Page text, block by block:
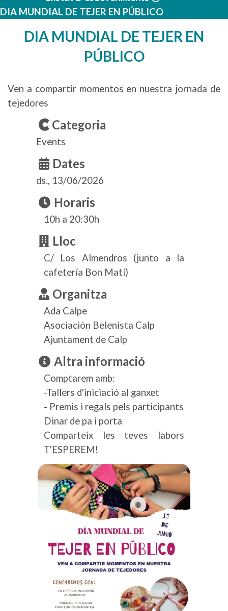
DIA MUNDIAL DE TEJER EN PÚBLICO
DIA MUNDIAL DE TEJER EN
PÚBLICO
Ven a compartir momentos en nuestra jornada de
tejedores
Categoria
Events
Dates
ds., 13/06/2026
Horaris
10h a 20:30h
Lloc
C/ Los Almendros (junto a la
cafetería Bon Matí)
Organitza
Ada Calpe
Asociación Belenista Calp
Ajuntament de Calp
Altra informació
Comptarem amb:
-Tallers d'iniciació al ganxet
- Premis i regals pels participants
Dinar de pa i porta
Comparteix les teves labors
T'ESPEREM!